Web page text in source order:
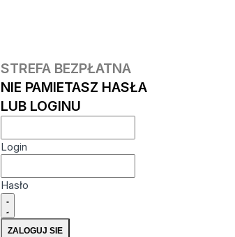
STREFA BEZPŁATNA
NIE PAMIETASZ HASŁA
LUB LOGINU
Login
Hasło